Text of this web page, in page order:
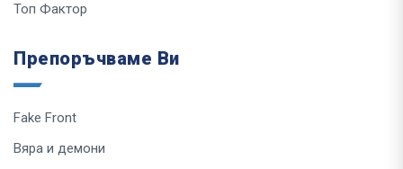
Топ Фактор
Препоръчваме Ви
Fake Front
Вяра и демони